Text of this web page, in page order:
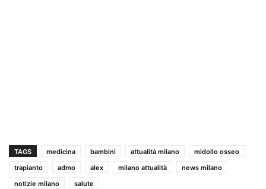
TAGS medicina bambini attualità milano
midollo osseo
trapianto
admo alex milano attualità
news milano
notizie milano
salute